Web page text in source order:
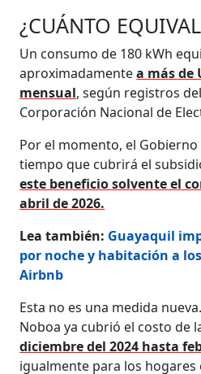
¿CUÁNTO
Un consumo de 180 kWh
aproximadamentea más de
mensual, según registros
Corporación Nacional de
Por el momento, el
tiempo que cubrirá el
este beneficio solvente el
abril de 2026.
Lea también: Guayaquil
por noche y habitación a
Airbnb
Esta no es una medida
Noboa ya cubrió el costo de
diciembre del 2024 hasta
igualmente para los